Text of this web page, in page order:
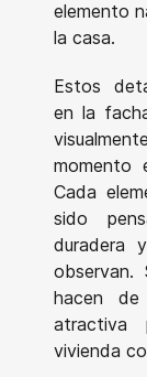
elemento
la casa.
Estos
en la
momento
Cada
sido
duradera
observan.
hacen
atractiva
vivienda